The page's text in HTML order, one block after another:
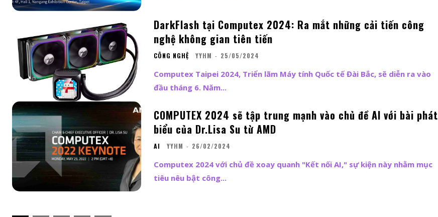
DarkFlash tại Computex 2024: Ra mắt những cải tiến công
nghệ không gian tiên tiến
CÔNG NGHỆ YYHM - 25/05/2024
Computex Taipei 2024, Triển lãm Máy tính Quốc tế Đài Bắc, sẽ diễn ra vào
đầu tháng 6. Năm...
COMPUTEX 2024 sẽ tập trung mạnh vào chủ đề AI với bài phát
biểu của Dr.Lisa Su từ AMD
AI YYHM - 26/02/2024
Computex 2024 với chủ đề xoay quanh "Kết nối AI," sự kiện này nhằm mục
tiêu nêu bật công...